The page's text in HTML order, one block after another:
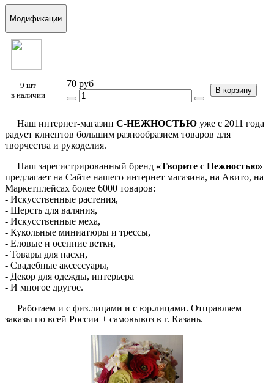
Модификации
9 шт
в наличии
70 руб
В корзину
Наш интернет-магазин С-НЕЖНОСТЬЮ уже с 2011 года
радует клиентов большим разнообразием товаров для
творчества и рукоделия.
Наш зарегистрированный бренд «Творите с Нежностью»
предлагает на Сайте нашего интернет магазина, на Авито, на
Маркетплейсах более 6000 товаров:
- Искусственные растения,
- Шерсть для валяния,
- Искусственные меха,
- Кукольные миниатюры и трессы,
- Еловые и осенние ветки,
- Товары для пасхи,
- Свадебные аксессуары,
- Декор для одежды, интерьера
- И многое другое.
Работаем и с физ.лицами и с юр.лицами. Отправляем
заказы по всей России + самовывоз в г. Казань.